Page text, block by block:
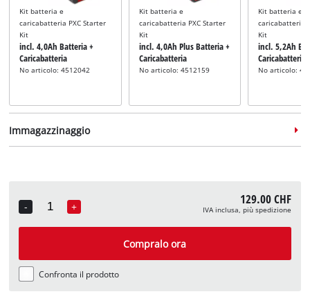
Kit batteria e
caricabatteria PXC Starter
Kit
incl. 4,0Ah Batteria +
Caricabatteria
No articolo: 4512042
Kit batteria e
caricabatteria PXC Starter
Kit
incl. 4,0Ah Plus Batteria +
Caricabatteria
No articolo: 4512159
Kit batteria e
caricabatteria
Kit
incl. 5,2Ah
Caricabatteria
No articolo:
Immagazzinaggio
No articolo: 4540021
-
Quantity
+ 129.00 CHF
IVA inclusa, più spedizione
Compralo ora
Confronta il prodotto